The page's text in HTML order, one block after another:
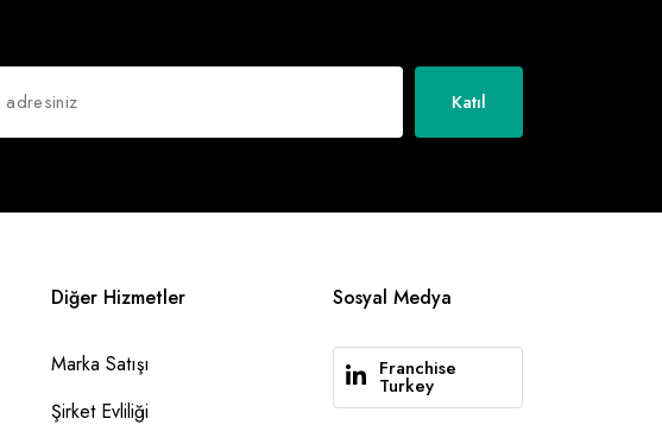
Katıl
Diğer Hizmetler
Marka Satışı
Şirket Evliliği
Sosyal Medya
Franchise
Turkey